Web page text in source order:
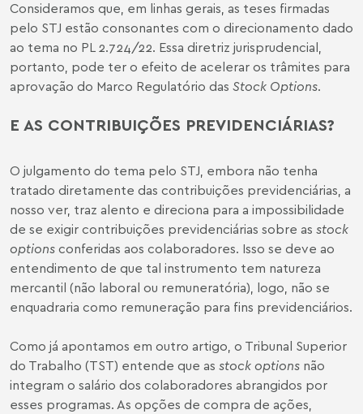
Consideramos que, em linhas gerais, as teses firmadas
pelo STJ estão consonantes com o direcionamento dado
ao tema no PL 2.724/22. Essa diretriz jurisprudencial,
portanto, pode ter o efeito de acelerar os trâmites para
aprovação do Marco Regulatório das Stock Options.
E AS CONTRIBUIÇÕES PREVIDENCIÁRIAS?
O julgamento do tema pelo STJ, embora não tenha
tratado diretamente das contribuições previdenciárias, a
nosso ver, traz alento e direciona para a impossibilidade
de se exigir contribuições previdenciárias sobre as stock
options conferidas aos colaboradores. Isso se deve ao
entendimento de que tal instrumento tem natureza
mercantil (não laboral ou remuneratória), logo, não se
enquadraria como remuneração para fins previdenciários.
Como já apontamos em outro artigo , o Tribunal Superior
do Trabalho (TST) entende que as stock options não
integram o salário dos colaboradores abrangidos por
esses programas. As opções de compra de ações,